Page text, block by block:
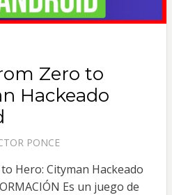
Zero to
Hackeado
PONCE
Hero: Cityman Hackeado
Es un juego de